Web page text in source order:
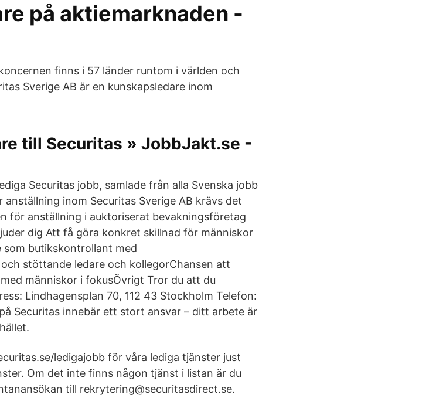
på aktiemarknaden -
finns i 57 länder runtom i världen och
Sverige AB är en kunskapsledare inom
till Securitas » JobbJakt.se -
Securitas jobb, samlade från alla Svenska jobb
inom Securitas Sverige AB krävs det
för anställning i auktoriserat bevakningsföretag
dig Att få göra konkret skillnad för människor
som butikskontrollant med
stöttande ledare och kollegorChansen att
människor i fokusÖvrigt Tror du att du
Lindhagensplan 70, 112 43 Stockholm Telefon:
Securitas innebär ett stort ansvar – ditt arbete är
ledigajobb för våra lediga tjänster just
Om det inte finns någon tjänst i listan är du
till rekrytering@securitasdirect.se.